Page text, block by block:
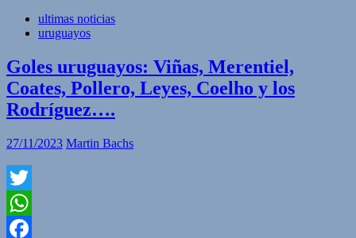
ultimas noticias
uruguayos
Goles uruguayos: Viñas, Merentiel,
Coates, Pollero, Leyes, Coelho y los
Rodríguez….
27/11/2023 Martin Bachs
Twitter
WhatsApp